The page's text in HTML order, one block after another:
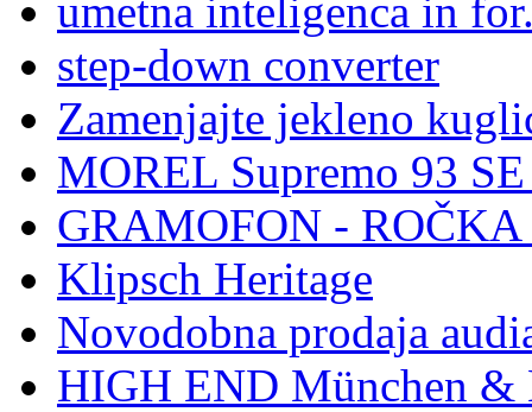
umetna inteligenca in
step-down converter
Zamenjajte jekleno
MOREL Supremo 93
GRAMOFON -
Klipsch Heritage
Novodobna prodaja
HIGH END München &